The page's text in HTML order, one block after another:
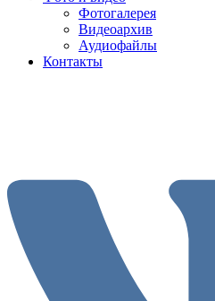
Фотогалерея
Видеоархив
Аудиофайлы
Контакты